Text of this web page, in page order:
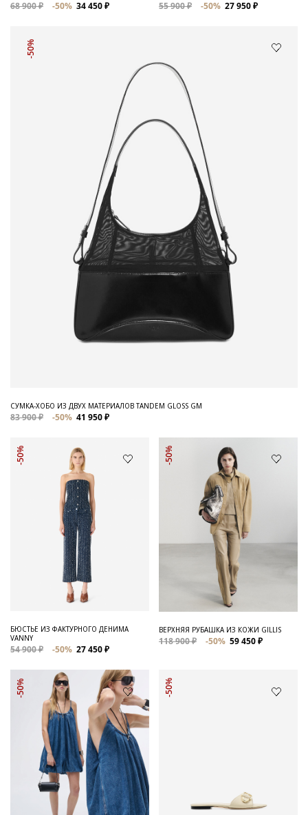
68 900 ₽ -50% 34 450 ₽ 55 900 ₽ -50% 27 950 ₽
-50%
СУМКА-ХОБО ИЗ ДВУХ МАТЕРИАЛОВ TANDEM GLOSS GM
83 900 ₽ -50% 41 950 ₽
-50%
БЮСТЬЕ ИЗ ФАКТУРНОГО ДЕНИМА
VANNY
54 900 ₽ -50% 27 450 ₽
-50%
ВЕРХНЯЯ РУБАШКА ИЗ КОЖИ GILLIS
118 900 ₽ -50% 59 450 ₽
-50% -50%